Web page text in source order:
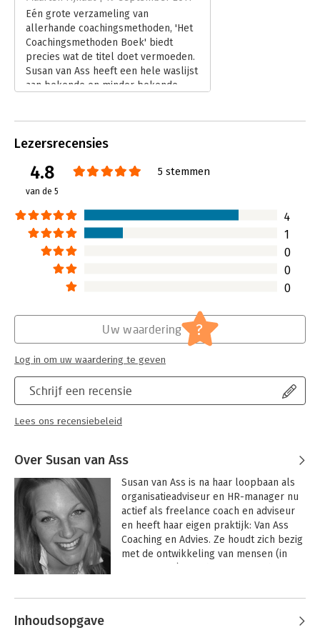
Verschijningsdatum:
8-11-2018
Hoofdrubriek: Coaching en trainen
Eén grote verzameling van
allerhande coachingsmethoden, 'Het
Coachingsmethoden Boek' biedt
precies wat de titel doet vermoeden.
Susan van Ass heeft een hele waslijst
aan bekende en minder bekende
Lees verder
Lezersrecensies
4.8
van de 5
5 stemmen
4
1
0
0
0
Schrijf een recensie
Lees ons recensiebeleid
Uw waardering ?
Log in om uw waardering te geven
Over Susan van Ass
Susan van Ass is na haar loopbaan als
organisatieadviseur en HR-manager nu
actief als freelance coach en adviseur
en heeft haar eigen praktijk: Van Ass
Coaching en Advies. Ze houdt zich bezig
met de ontwikkeling van mensen (in
(HR-)advies.
Andere boeken door Susan van Ass
Inhoudsopgave